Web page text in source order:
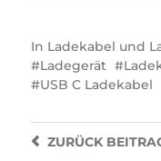
In Ladekabel und
Ladegerät
USB C Ladekabel
ZURÜCK